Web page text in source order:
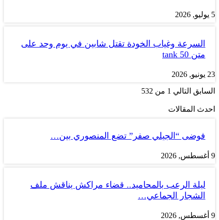
5 يوليو, 2026
السرعة وغياب الخودة تقتل شابين في يوم وحد على
متن tank 50
23 يونيو, 2026
السابق التالي 1 من 532
احدث المقالات
فوضى “الجيلي صفر” تضع المنصوري بين…
9 أغسطس, 2026
ليلة الرعب بالمحاميد.. قضاء مراكش يناقش ملف
الشجار الجماعي…
9 أغسطس, 2026